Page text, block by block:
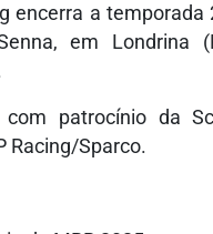
encerra a
em Londrina
patrocínio da
Racing/Sparco.